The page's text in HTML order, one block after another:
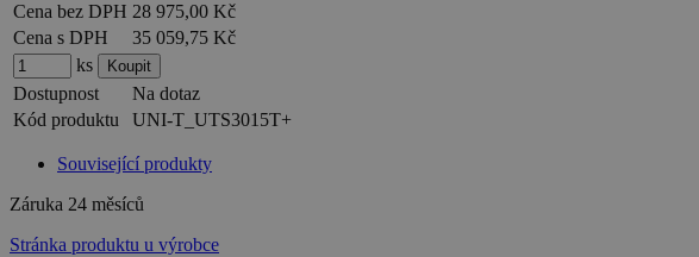
Cena bez DPH 28 975,00 Kč
Cena s DPH
35 059,75 Kč
ks
Dostupnost
Na dotaz
Kód produktu
UNI-T_UTS3015T+
Související produkty
Záruka 24 měsíců
Stránka produktu u výrobce